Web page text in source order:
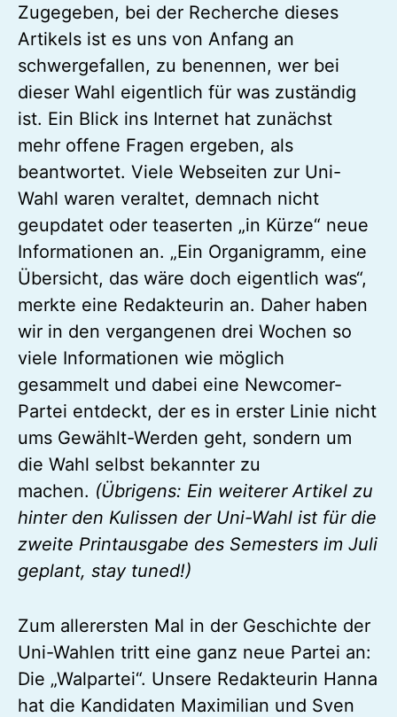
Zugegeben, bei der Recherche dieses
Artikels ist es uns von Anfang an
schwergefallen, zu benennen, wer bei
dieser Wahl eigentlich für was zuständig
ist. Ein Blick ins Internet hat zunächst
mehr offene Fragen ergeben, als
beantwortet. Viele Webseiten zur Uni-
Wahl waren veraltet, demnach nicht
geupdatet oder teaserten „in Kürze“ neue
Informationen an. „Ein Organigramm, eine
Übersicht, das wäre doch eigentlich was“,
merkte eine Redakteurin an. Daher haben
wir in den vergangenen drei Wochen so
viele Informationen wie möglich
gesammelt und dabei eine Newcomer-
Partei entdeckt, der es in erster Linie nicht
ums Gewählt-Werden geht, sondern um
die Wahl selbst bekannter zu
machen. (Übrigens: Ein weiterer Artikel zu
hinter den Kulissen der Uni-Wahl ist für die
zweite Printausgabe des Semesters im Juli
geplant, stay tuned!)
Zum allerersten Mal in der Geschichte der
Uni-Wahlen tritt eine ganz neue Partei an:
Die „Walpartei“. Unsere Redakteurin Hanna
hat die Kandidaten Maximilian und Sven